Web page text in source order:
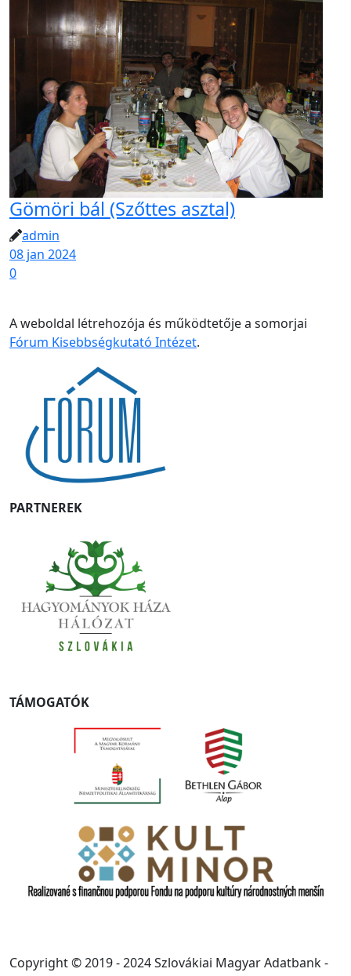
Gömöri bál (Szőttes asztal)
admin
08 jan 2024
0
A weboldal létrehozója és működtetője a somorjai
Fórum Kisebbségkutató Intézet.
PARTNEREK
TÁMOGATÓK
Copyright © 2019 - 2024 Szlovákiai Magyar Adatbank -